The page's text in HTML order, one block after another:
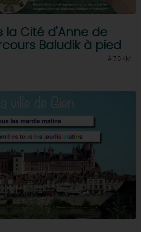
la Cité d'Anne de
Baludik à pied
À 7.5 KM